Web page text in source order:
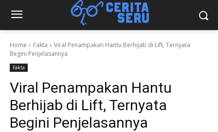
Home Fakta
Viral Penampakan Hantu Berhijab di Lift, Ternyata
Begini Penjelasannya
Fakta
Viral Penampakan Hantu
Berhijab di Lift, Ternyata
Begini Penjelasannya